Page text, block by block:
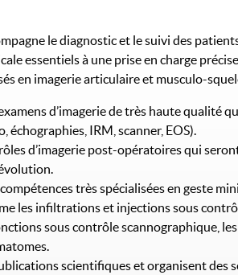
le diagnostic et le suivi des
essentiels à une prise en charge
en imagerie articulaire et musculo-
d’imagerie de très haute qualité
échographies, IRM, scanner, EOS).
d’imagerie post-opératoires qui
très spécialisées en geste
les infiltrations et injections sous
sous contrôle scannographique,
scientifiques et organisent des